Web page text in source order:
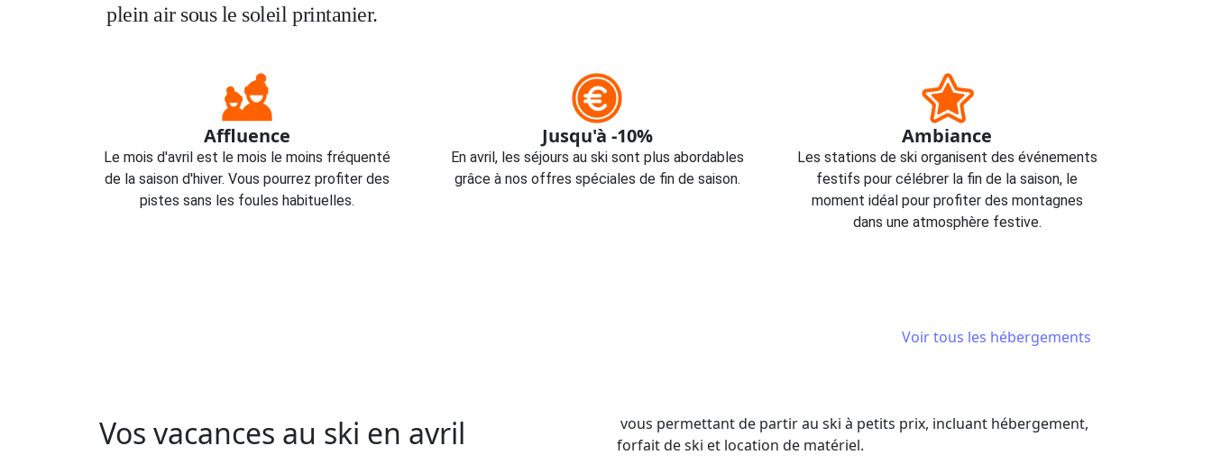
plein air sous le soleil printanier.
Affluence
Le mois d'avril est le mois le moins fréquenté
de la saison d'hiver. Vous pourrez profiter des
pistes sans les foules habituelles.
Jusqu'à -10%
En avril, les séjours au ski sont plus abordables
grâce à nos offres spéciales de fin de saison.
Ambiance
Les stations de ski organisent des événements
festifs pour célébrer la fin de la saison, le
moment idéal pour profiter des montagnes
dans une atmosphère festive.
Voir tous les hébergements
Vos vacances au ski en avril
vous permettant de partir au ski à petits prix, incluant hébergement,
forfait de ski et location de matériel.